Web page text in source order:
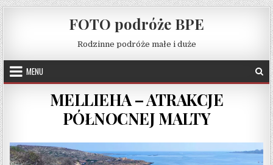
Skip to content
FOTO podróże BPE
Rodzinne podróże małe i duże
MENU
MELLIEHA – ATRAKCJE
PÓŁNOCNEJ MALTY